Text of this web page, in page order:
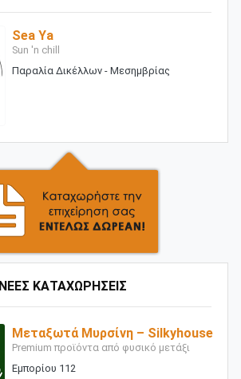
Sea Ya
Sun 'n chill
Παραλία Δικέλλων - Μεσημβρίας
ΝΕΕΣ ΚΑΤΑΧΩΡΗΣΕΙΣ
Μεταξωτά Μυρσίνη – Silkyhouse
Premium προϊόντα από φυσικό μετάξι
Εμπορίου 112